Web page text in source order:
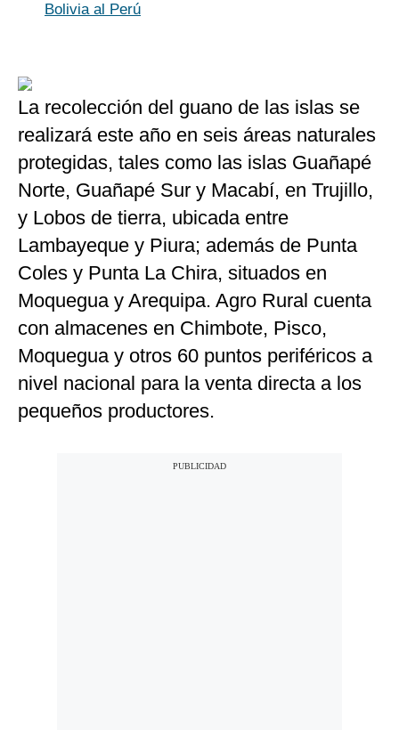
Bolivia al Perú
La recolección del guano de las islas se
realizará este año en seis áreas naturales
protegidas, tales como las islas Guañapé
Norte, Guañapé Sur y Macabí, en Trujillo,
y Lobos de tierra, ubicada entre
Lambayeque y Piura; además de Punta
Coles y Punta La Chira, situados en
Moquegua y Arequipa. Agro Rural cuenta
con almacenes en Chimbote, Pisco,
Moquegua y otros 60 puntos periféricos a
nivel nacional para la venta directa a los
pequeños productores.